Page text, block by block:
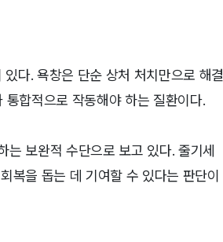
다. 욕창은 단순 상처 처치만으로 해결
합적으로 작동해야 하는 질환이다.
보완적 수단으로 보고 있다. 줄기세
복을 돕는 데 기여할 수 있다는 판단이